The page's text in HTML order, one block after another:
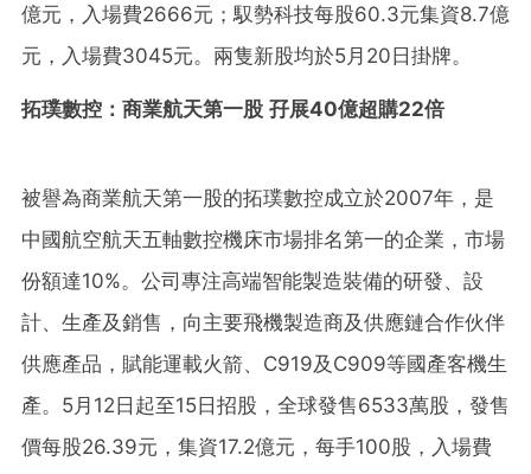
億元，入場費2666元；馭勢科技每股60.3元集資8.7億
元，入場費3045元。兩隻新股均於5月20日掛牌。
拓璞數控：商業航天第一股 孖展40億超購22倍
被譽為商業航天第一股的拓璞數控成立於2007年，是
中國航空航天五軸數控機床市場排名第一的企業，市場
份額達10%。公司專注高端智能製造裝備的研發、設
計、生產及銷售，向主要飛機製造商及供應鏈合作伙伴
供應產品，賦能運載火箭、C919及C909等國產客機生
產。5月12日起至15日招股，全球發售6533萬股，發售
價每股26.39元，集資17.2億元，每手100股，入場費